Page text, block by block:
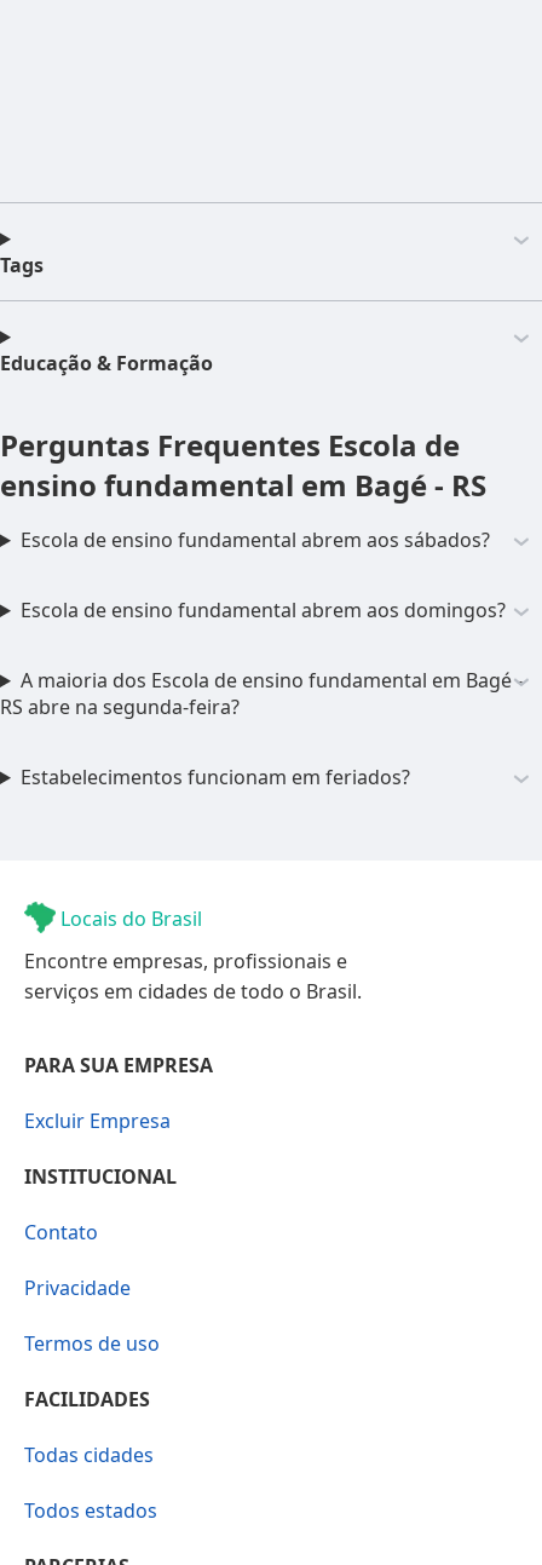
Tags
Educação & Formação
Perguntas Frequentes Escola de
ensino fundamental em Bagé - RS
Escola de ensino fundamental abrem aos sábados?
Escola de ensino fundamental abrem aos domingos?
A maioria dos Escola de ensino fundamental em Bagé -
RS abre na segunda-feira?
Estabelecimentos funcionam em feriados?
Locais do Brasil
Encontre empresas, profissionais e
serviços em cidades de todo o Brasil.
PARA SUA EMPRESA
Excluir Empresa
INSTITUCIONAL
Contato
Privacidade
Termos de uso
FACILIDADES
Todas cidades
Todos estados